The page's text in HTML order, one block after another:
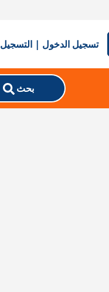
تسجيل الدخول | التسجيل
بحث